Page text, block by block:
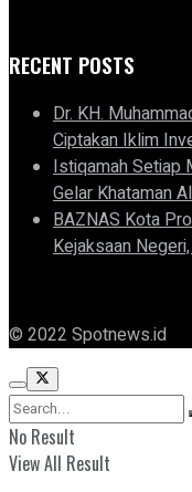
RECENT POSTS
Dr. KH.
Ciptakan Iklim
Istiqamah Setiap
Gelar Khataman
BAZNAS Kota
Kejaksaan
© 2022 Spotnews.id
No Result
View All Result